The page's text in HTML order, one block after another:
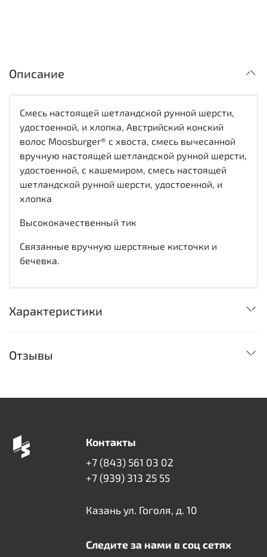
Описание
Смесь настоящей шетландской рунной шерсти,
удостоенной, и хлопка, Австрийский конский
волос Moosburger® с хвоста, смесь вычесанной
вручную настоящей шетландской рунной шерсти,
удостоенной, с кашемиром, смесь настоящей
шетландской рунной шерсти, удостоенной, и
хлопка
Высококачественный тик
Связанные вручную шерстяные кисточки и
бечевка.
Характеристики
Отзывы
Контакты
+7 (843) 561 03 02
+7 (939) 313 25 55
Казань ул. Гоголя, д. 10
Следите за нами в соц сетях